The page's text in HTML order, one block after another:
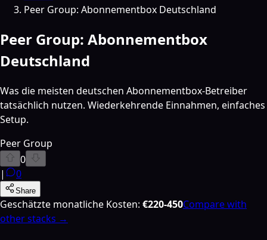
Peer Group: Abonnementbox Deutschland
Peer Group: Abonnementbox
Deutschland
Was die meisten deutschen Abonnementbox-Betreiber
tatsächlich nutzen. Wiederkehrende Einnahmen, einfaches
Setup.
Peer Group
0
|
0
Share
Geschätzte monatliche Kosten: €220-450Compare with
other stacks →